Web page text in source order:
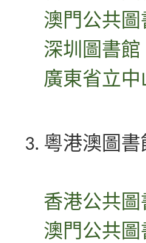
澳門公共圖
深圳圖書館
廣東省立中
粵港澳圖
香港公共圖
澳門公共圖